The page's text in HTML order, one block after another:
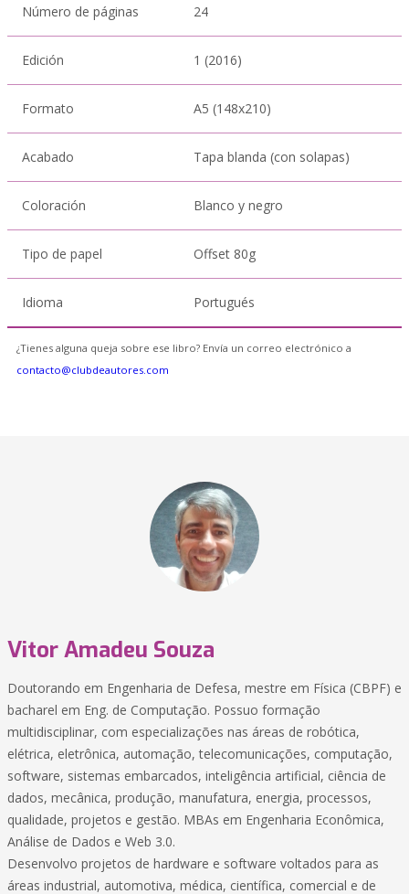
Número de páginas 24
Edición 1 (2016)
Formato A5 (148x210)
Acabado Tapa blanda (con solapas)
Coloración Blanco y negro
Tipo de papel Offset 80g
Idioma Portugués
¿Tienes alguna queja sobre ese libro? Envía un correo electrónico a
contacto@clubdeautores.com
Vitor Amadeu Souza
Doutorando em Engenharia de Defesa, mestre em Física (CBPF) e
bacharel em Eng. de Computação. Possuo formação
multidisciplinar, com especializações nas áreas de robótica,
elétrica, eletrônica, automação, telecomunicações, computação,
software, sistemas embarcados, inteligência artificial, ciência de
dados, mecânica, produção, manufatura, energia, processos,
qualidade, projetos e gestão. MBAs em Engenharia Econômica,
Análise de Dados e Web 3.0.
Desenvolvo projetos de hardware e software voltados para as
áreas industrial, automotiva, médica, científica, comercial e de